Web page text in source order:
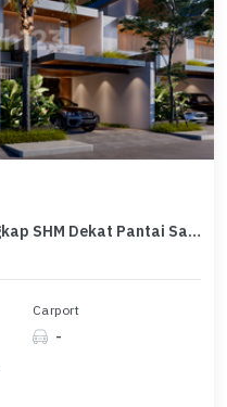
Dijual Villa Mewah Fasilitas Lengkap SHM Dekat Pantai Sanur Bali
Carport
-